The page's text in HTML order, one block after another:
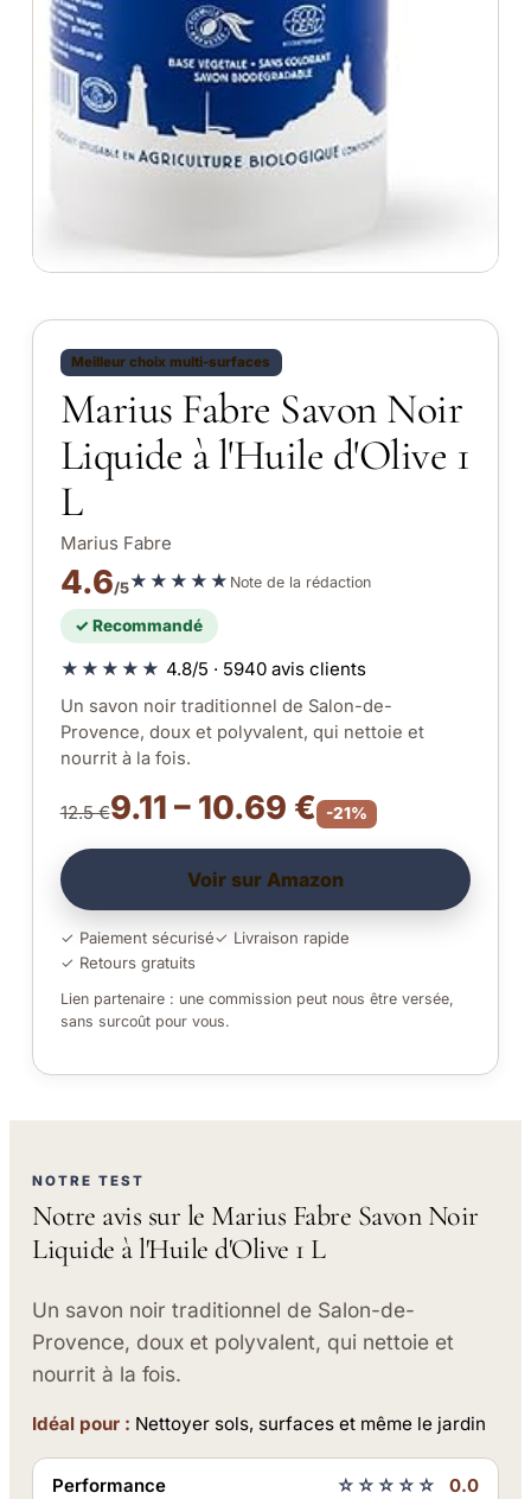
Meilleur choix multi-surfaces
Marius Fabre Savon Noir
Liquide à l'Huile d'Olive 1
L
Marius Fabre
4.6/5★★★★★ Note de la rédaction
✓ Recommandé
★★★★★ 4.8/5 · 5940 avis clients
Un savon noir traditionnel de Salon-de-
Provence, doux et polyvalent, qui nettoie et
nourrit à la fois.
12.5 €9.11 – 10.69 € -21%
Voir sur Amazon
✓ Paiement sécurisé✓ Livraison rapide
✓ Retours gratuits
Lien partenaire : une commission peut nous être versée,
sans surcoût pour vous.
NOTRE TEST
Notre avis sur le Marius Fabre Savon Noir
Liquide à l'Huile d'Olive 1 L
Un savon noir traditionnel de Salon-de-
Provence, doux et polyvalent, qui nettoie et
nourrit à la fois.
Idéal pour : Nettoyer sols, surfaces et même le jardin
Performance ☆☆☆☆☆ 0.0